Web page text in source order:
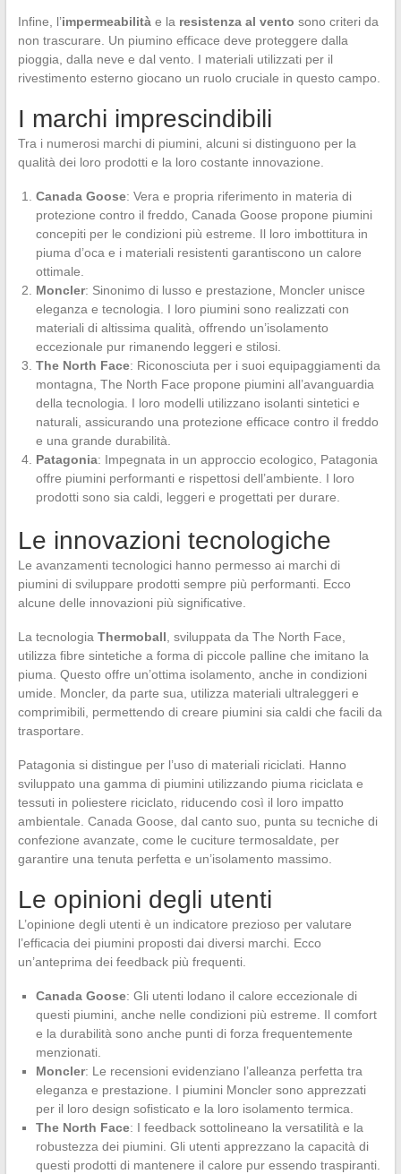
Infine, l’impermeabilitàe la resistenza al vento sono criteri da
non trascurare. Un piumino efficace deve proteggere dalla
pioggia, dalla neve e dal vento. I materiali utilizzati per il
rivestimento esterno giocano un ruolo cruciale in questo campo.
I marchi imprescindibili
Tra i numerosi marchi di piumini, alcuni si distinguono per la
qualità dei loro prodotti e la loro costante innovazione.
Canada Goose: Vera e propria riferimento in materia di
protezione contro il freddo, Canada Goose propone piumini
concepiti per le condizioni più estreme. Il loro imbottitura in
piuma d’oca e i materiali resistenti garantiscono un calore
ottimale.
Moncler: Sinonimo di lusso e prestazione, Moncler unisce
eleganza e tecnologia. I loro piumini sono realizzati con
materiali di altissima qualità, offrendo un’isolamento
eccezionale pur rimanendo leggeri e stilosi.
The North Face: Riconosciuta per i suoi equipaggiamenti da
montagna, The North Face propone piumini all’avanguardia
della tecnologia. I loro modelli utilizzano isolanti sintetici e
naturali, assicurando una protezione efficace contro il freddo
e una grande durabilità.
Patagonia: Impegnata in un approccio ecologico, Patagonia
offre piumini performanti e rispettosi dell’ambiente. I loro
prodotti sono sia caldi, leggeri e progettati per durare.
Le innovazioni tecnologiche
Le avanzamenti tecnologici hanno permesso ai marchi di
piumini di sviluppare prodotti sempre più performanti. Ecco
alcune delle innovazioni più significative.
La tecnologia Thermoball , sviluppata da The North Face,
utilizza fibre sintetiche a forma di piccole palline che imitano la
piuma. Questo offre un’ottima isolamento, anche in condizioni
umide. Moncler, da parte sua, utilizza materiali ultraleggeri e
comprimibili, permettendo di creare piumini sia caldi che facili da
trasportare.
Patagonia si distingue per l’uso di materiali riciclati. Hanno
sviluppato una gamma di piumini utilizzando piuma riciclata e
tessuti in poliestere riciclato, riducendo così il loro impatto
ambientale. Canada Goose, dal canto suo, punta su tecniche di
confezione avanzate, come le cuciture termosaldate, per
garantire una tenuta perfetta e un’isolamento massimo.
Le opinioni degli utenti
L’opinione degli utenti è un indicatore prezioso per valutare
l’efficacia dei piumini proposti dai diversi marchi. Ecco
un’anteprima dei feedback più frequenti.
Canada Goose: Gli utenti lodano il calore eccezionale di
questi piumini, anche nelle condizioni più estreme. Il comfort
e la durabilità sono anche punti di forza frequentemente
menzionati.
Moncler: Le recensioni evidenziano l’alleanza perfetta tra
eleganza e prestazione. I piumini Moncler sono apprezzati
per il loro design sofisticato e la loro isolamento termica.
The North Face: I feedback sottolineano la versatilità e la
robustezza dei piumini. Gli utenti apprezzano la capacità di
questi prodotti di mantenere il calore pur essendo traspiranti.